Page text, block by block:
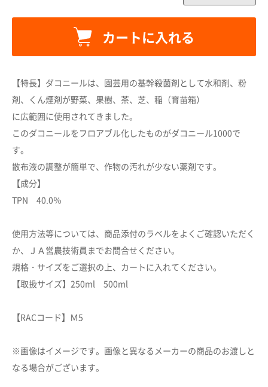
カートに入れる
カートに追加しました。
お買い物を続ける
【特長】ダコニールは、園芸用の基幹殺菌剤として水和剤、粉
剤、くん煙剤が野菜、果樹、茶、芝、稲（育苗箱）
に広範囲に使用されてきました。
このダコニールをフロアブル化したものがダコニール1000で
す。
散布液の調整が簡単で、作物の汚れが少ない薬剤です。
【成分】
TPN 40.0％
使用方法等については、商品添付のラベルをよくご確認いただく
か、ＪＡ営農技術員までお問合せください。
規格・サイズをご選択の上、カートに入れてください。
【取扱サイズ】250ml 500ml
【RACコード】Ｍ5
※画像はイメージです。画像と異なるメーカーの商品のお渡しと
なる場合がございます。